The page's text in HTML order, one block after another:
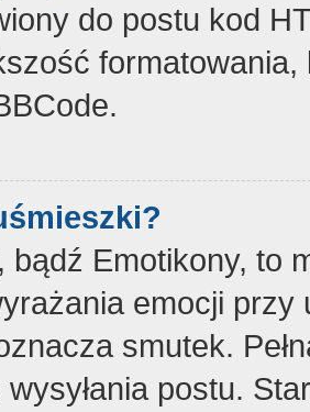
do postu kod
bądź Emotikony, to
emocji
smutek.
postu.